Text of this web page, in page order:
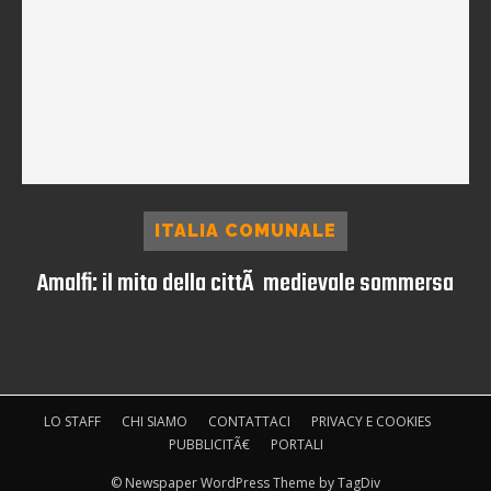
ITALIA COMUNALE
Amalfi: il mito della cittÃ medievale sommersa
LO STAFF CHI SIAMO CONTATTACI
PRIVACY E COOKIES
PUBBLICITÃ€
PORTALI
© Newspaper WordPress Theme by TagDiv